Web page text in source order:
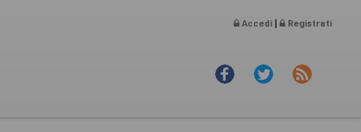
Accedi | Registrati